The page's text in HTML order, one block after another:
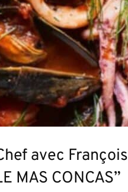
avec François
MAS CONCAS”